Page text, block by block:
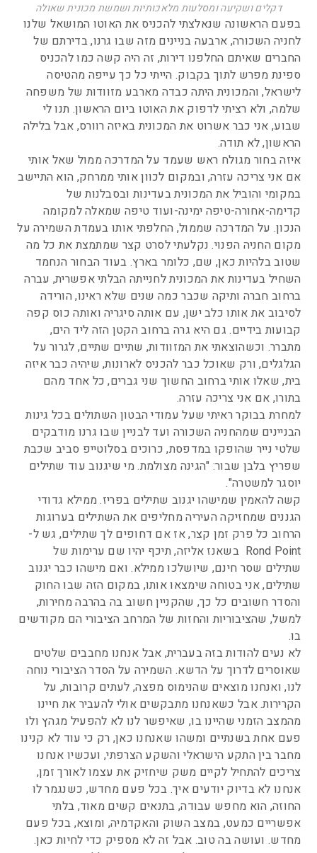
דקלים ושקיעה ומסלעות מלאכותיות ושמשת מכונית שאולה
בפעם הראשונה שנאלצתי להכניס את האוטו המושאל שלנו
לחניה השכורה, ארבעה בניינים מזה שבו גרנו, בדירתם של
החברים שאיתם החלפנו דירות, זה היה קשה כמו להכניס
ספינת מפרש לתוך בקבוק. הייתי כל כך עייפה מהטיסה
לישראל, והמכונית היתה כבדה מארבע מזוודות של משפחה
שלמה, ולא רציתי לדפוק את האוטו ביום הראשון. תנו לי
שבוע, אני כבר אשרוט את המכונית באיזה רוורס, אבל בלילה
הראשון, לא תודה.
איזה בחור מגולח ראש שעמד על המדרכה ממול שאל אותי
אם אני צריכה עזרה, ובמקום לכוון אותי ממרחק, הוא התיישב
במקומי והוביל את המכונית בעדינות ובסבלנות של
קדימה-אחורה-טיפה ימינה-ועוד טיפה שמאלה למקומה
הנכון. על המדרכה שממול, החלפתי אותו בעמדת השמירה על
מקום החניה הפנוי. נקלעתי לסרט קצר שמתמצת את כל מה
שטוב בלהיות כאן, שם, כלומר בארץ. בעוד הבחור הנחמד
השחיל בעדינות את המכונית לחנייתה הבלתי אפשרית, עברה
ברחוב חברה ותיקה שכבר כמה שנים שלא ראינו, הורידה
לסיבוב את אותו כלב ישן, עם אותה סיגריה ואותה כוס קפה
קבועות בידיים. גם היא גרה ברחוב הקטן הזה ליד הים,
מתברר. וכשהוצאתי את המזוודות, שתיים שתיים, לגרור על
הגלגלים, ורק שאוכל כבר להכניס לארונות, שיהיה כבר איזה
בית, שאלו אותי ברחוב החשוך שני גברים, כל אחד מהם
בתורו, אם אני צריכה עזרה.
למחרת בבוקר ראיתי שעל עמודי הבטון השתולים בכל גינות
הבניינים שמהחניה השכורה ועד לבניין שבו גרנו מודבקים
שלטי נייר שהופקו במדפסת, כרוכים בסלוטייפ סביב שכבת
שפריץ בלבן שבור: "הגינה מצולמת. מי שיגנוב עוד שתילים
יוסגר למשטרה".
קשה להאמין שמישהו יגנוב שתילים בפריז. ממילא גדודי
הגננים שמחזיקה העיריה מחליפים את השתילים בערוגות
הרחוב כל פרק זמן קצר, אז אם דחופים לך שתילים, גש ל-
Rond Point בשאנז אליזה, תיכף יהיו שם ערימות של
שתילים שסר חינם, שיושלכו ממילא. ואם מישהו כבר יגנוב
שתילים, אני בטוחה שימצאו אותו, במקום הזה שבו החוק
והסדר חשובים כל כך, שהקניין חשוב בה בהרבה מחירות,
למשל, שהציבוריות והחזות של המרחב הציבורי הם מקודשים
בו.
לא נעים להודות בזה בעברית, אבל אנחנו מחבבים שלטים
שאוסרים לדרוך על הדשא. השמירה על הסדר הציבורי נוחה
לנו, ואנחנו מוצאים שהנימוס מפצה, לעתים קרובות, על
הקרירות. אבל כשאנחנו מתבקשים אולי להעביר את חיינו
מהמצב הזמני שהיינו בו, שאיפשר לנו לא להפעיל מגהץ ולו
פעם אחת בשנתיים ומשהו שאנחנו כאן, רק כי עוד לא קנינו
מחבר בין התקע הישראלי והשקע הצרפתי, ועכשיו אנחנו
צריכים להתחיל לקיים משק שיחזיק את עצמו לאורך זמן,
אנחנו לא בדיוק יודעים איך. בכל פעם מחדש, כשנגמר לו
החוזה, הוא מחפש עבודה, בתנאים קשים מאוד, בלתי
אפשריים כמעט, במצב השוק והאקדמיה, ומוצא, בכל פעם
מחדש. ועושה בה טוב. אבל זה לא מספיק כדי לחיות כאן.